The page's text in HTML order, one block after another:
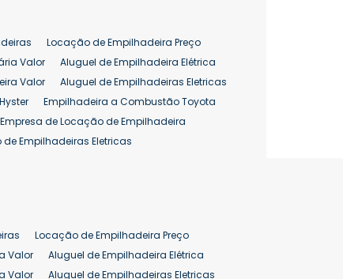
Locação de Empilhadeira Preço
Valor
Aluguel de Empilhadeira Elétrica
Valor
Aluguel de Empilhadeiras Eletricas
Empilhadeira a Combustão Toyota
Empresa de Locação de Empilhadeira
Empilhadeiras Eletricas
ton
Preço de Empilhadeira 25 ton
Locação de Empilhadeira Preço
Valor
Aluguel de Empilhadeira Elétrica
Valor
Aluguel de Empilhadeiras Eletricas